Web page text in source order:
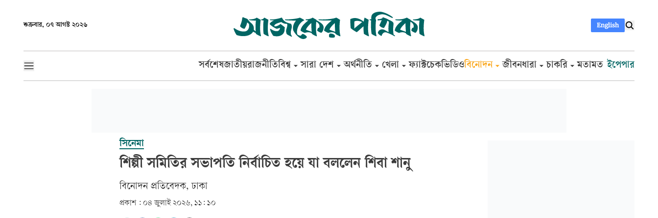
শুক্রবার, ০৭ আগস্ট ২০২৬ English
সর্বশেষজাতীয়রাজনীতিবিশ্ব সারা দেশ অর্থনীতি খেলা ফ্যাক্টচেকভিডিওবিনোদন জীবনধারা চাকরি মতামত ইপেপার
সিনেমা
শিল্পী সমিতির সভাপতি নির্বাচিত হয়ে যা বললেন শিবা শানু
বিনোদন প্রতিবেদক, ঢাকা
প্রকাশ : ০৪ জুলাই ২০২৬, ১১: ১০